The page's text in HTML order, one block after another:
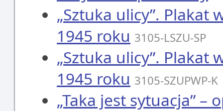
„Sztuka ulicy”. Plakat
1945 roku 3105-LSZU-SP
„Sztuka ulicy”. Plakat
1945 roku 3105-SZUPWP-K
„Taka jest sytuacja”